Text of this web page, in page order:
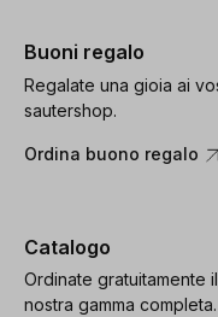
Buoni regalo
Regalate una gioia ai
sautershop.
Ordina buono regalo
Catalogo
Ordinate gratuitamente
nostra gamma completa.